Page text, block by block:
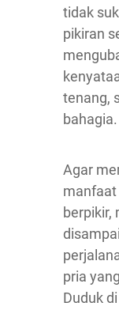
tidak
pikiran
tenang,
bahagia.
Agar
berpikir,
pria
Duduk